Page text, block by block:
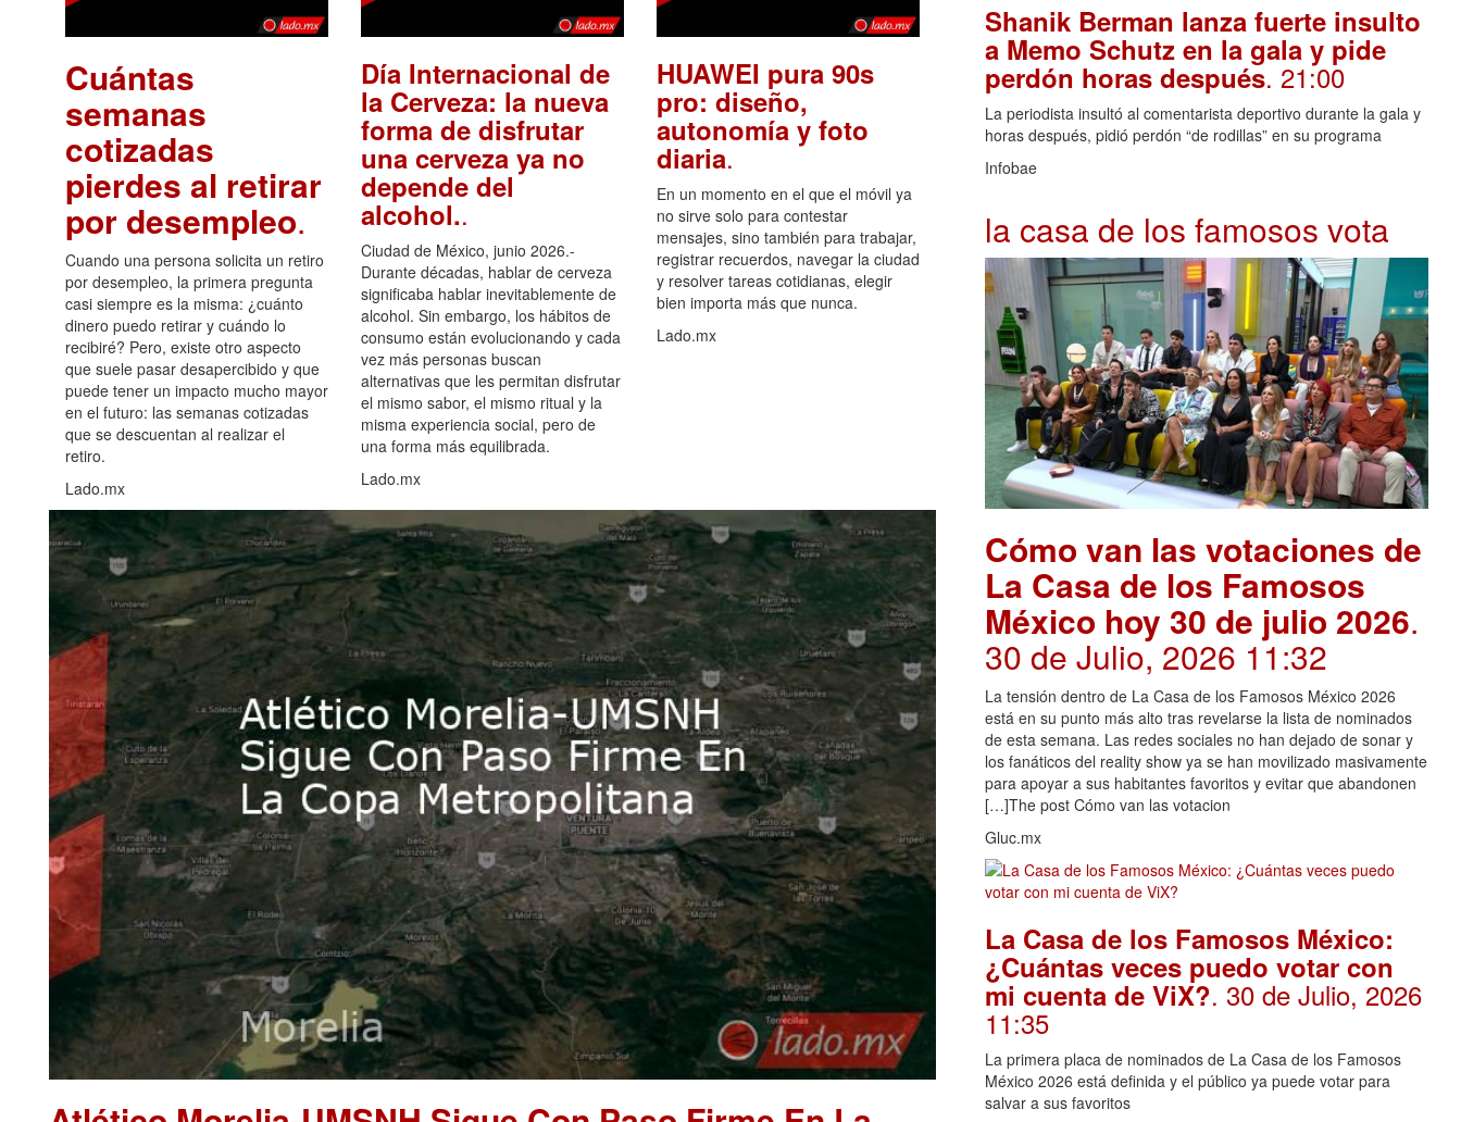
Cuántas
semanas
cotizadas
pierdes al retirar
por desempleo.
Cuando una persona solicita un retiro
por desempleo, la primera pregunta
casi siempre es la misma: ¿cuánto
dinero puedo retirar y cuándo lo
recibiré? Pero, existe otro aspecto
que suele pasar desapercibido y que
puede tener un impacto mucho mayor
en el futuro: las semanas cotizadas
que se descuentan al realizar el
retiro.
Lado.mx
Día Internacional de
la Cerveza: la nueva
forma de disfrutar
una cerveza ya no
depende del
alcohol..
Ciudad de México, junio 2026.-
Durante décadas, hablar de cerveza
significaba hablar inevitablemente de
alcohol. Sin embargo, los hábitos de
consumo están evolucionando y cada
vez más personas buscan
alternativas que les permitan disfrutar
el mismo sabor, el mismo ritual y la
misma experiencia social, pero de
una forma más equilibrada.
Lado.mx
HUAWEI pura 90s
pro: diseño,
autonomía y foto
diaria.
En un momento en el que el móvil ya
no sirve solo para contestar
mensajes, sino también para trabajar,
registrar recuerdos, navegar la ciudad
y resolver tareas cotidianas, elegir
bien importa más que nunca.
Lado.mx
Shanik Berman lanza fuerte insulto
a Memo Schutz en la gala y pide
perdón horas después. 21:00
La periodista insultó al comentarista deportivo durante la gala y
horas después, pidió perdón “de rodillas” en su programa
Infobae
la casa de los famosos vota
Cómo van las votaciones de
La Casa de los Famosos
México hoy 30 de julio 2026.
30 de Julio, 2026 11:32
La tensión dentro de La Casa de los Famosos México 2026
está en su punto más alto tras revelarse la lista de nominados
de esta semana. Las redes sociales no han dejado de sonar y
los fanáticos del reality show ya se han movilizado masivamente
para apoyar a sus habitantes favoritos y evitar que abandonen
[…]The post Cómo van las votacion
Gluc.mx
La Casa de los Famosos México:
¿Cuántas veces puedo votar con
mi cuenta de ViX?. 30 de Julio, 2026
11:35
La primera placa de nominados de La Casa de los Famosos
México 2026 está definida y el público ya puede votar para
salvar a sus favoritos